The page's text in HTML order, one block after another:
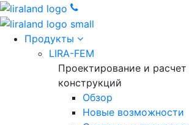
Продукты
LIRA-FEM
Проектирование и
конструкций
Обзор
Новые возможности